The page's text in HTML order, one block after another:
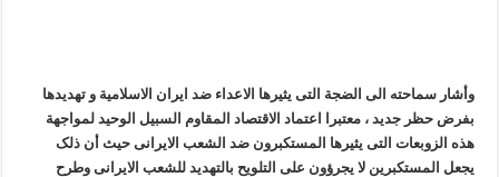
وأشار سماحته الی الضجة التی یثیرها الاعداء ضد ایران الاسلامیة و تهدیدها
بفرض حظر جدید ، معتبرا اعتماد الاقتصاد المقاوم السبیل الوحید لمواجهة
هذه الزوبعات التی یثیرها المستکبرون ضد الشعب الایرانی حیث أن ذلک
یجعل المستکبرین لا یجرؤون على التلویح بالتهدید للشعب الایرانی وطرح